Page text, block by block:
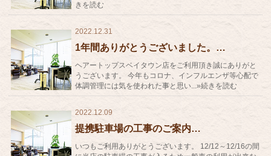
きを読む
2022.12.31
1年間ありがとうございました。…
ヘアートップスベイタウン店をご利用頂き誠にありがと
うございます。 今年もコロナ、インフルエンザ等心配で
体調管理には気を使われた事と思い...»続きを読む
2022.12.09
提携駐車場の工事のご案内…
いつもご利用ありがとうございます。 12/12～12/16の間